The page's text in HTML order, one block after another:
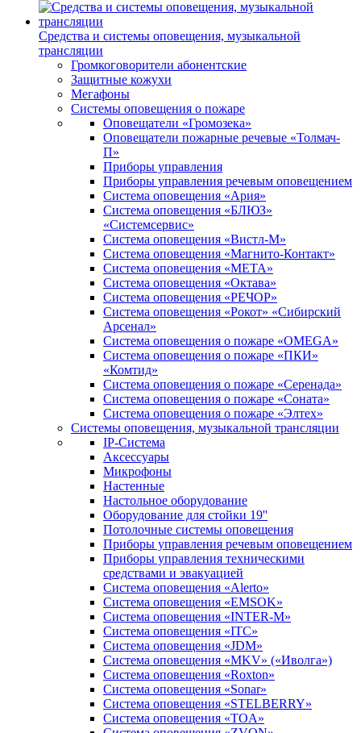
Средства и системы оповещения, музыкальной
трансляции
Громкоговорители абонентские
Защитные кожухи
Мегафоны
Системы оповещения о пожаре
Оповещатели «Громозека»
Оповещатели пожарные речевые «Толмач-
П»
Приборы управления
Приборы управления речевым оповещением
Система оповещения «Ария»
Система оповещения «БЛЮЗ»
«Системсервис»
Система оповещения «Вистл-М»
Система оповещения «Магнито-Контакт»
Система оповещения «МЕТА»
Система оповещения «Октава»
Система оповещения «РЕЧОР»
Система оповещения «Рокот» «Сибирский
Арсенал»
Система оповещения о пожаре «OMEGA»
Система оповещения о пожаре «ПКИ»
«Комтид»
Система оповещения о пожаре «Серенада»
Система оповещения о пожаре «Соната»
Система оповещения о пожаре «Элтех»
Системы оповещения, музыкальной трансляции
IP-Система
Аксессуары
Микрофоны
Настенные
Настольное оборудование
Оборудование для стойки 19''
Потолочные системы оповещения
Приборы управления речевым оповещением
Приборы управления техническими
средствами и эвакуацией
Система оповещения «Alerto»
Система оповещения «EMSOK»
Система оповещения «INTER-M»
Система оповещения «ITC»
Система оповещения «JDM»
Система оповещения «MKV» («Иволга»)
Система оповещения «Roxton»
Система оповещения «Sonar»
Система оповещения «STELBERRY»
Система оповещения «TOA»